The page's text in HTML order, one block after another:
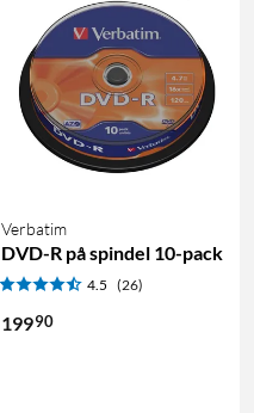
Verbatim
DVD-R på spindel 10-pack
4.5 (26)
19990